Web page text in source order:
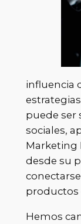
influencia
puede ser
sociales,
Marketing
desde su
productos
Hemos